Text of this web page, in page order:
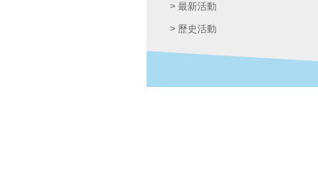
> 最新活動
> 歷史活動